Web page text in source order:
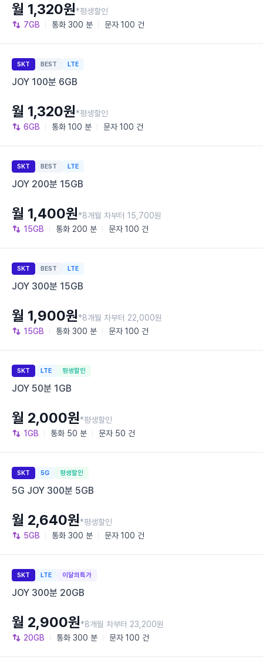
7GB 통화 300 분 문자 100 건
월 1,320원*평생할인
SKT BEST LTE
JOY 100분 6GB
6GB 통화 100 분 문자 100 건
월 1,320원*평생할인
SKT BEST LTE
JOY 200분 15GB
15GB 통화 200 분 문자 100 건
월 1,400원*8개월 차부터 15,700원
SKT BEST LTE
JOY 300분 15GB
15GB 통화 300 분 문자 100 건
월 1,900원*8개월 차부터 22,000원
SKT LTE 평생할인
JOY 50분 1GB
1GB 통화 50 분 문자 50 건
월 2,000원*평생할인
SKT 5G 평생할인
5G JOY 300분 5GB
5GB 통화 300 분 문자 100 건
월 2,640원*평생할인
SKT LTE 이달의특가
JOY 300분 20GB
20GB 통화 300 분 문자 100 건
월 2,900원*8개월 차부터 23,200원